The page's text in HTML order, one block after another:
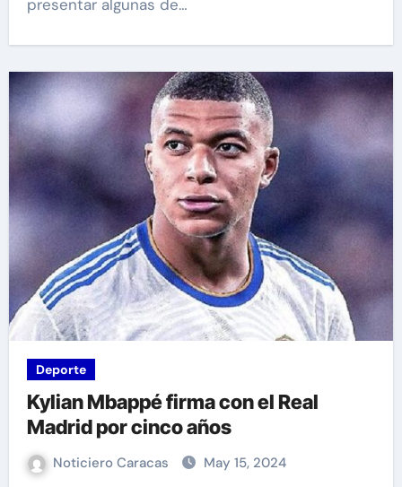
presentar algunas de…
Deporte
Kylian Mbappé firma con el Real
Madrid por cinco años
Noticiero Caracas May 15, 2024